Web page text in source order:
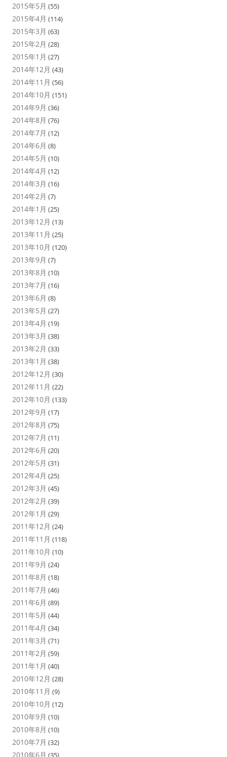
2015年5月 (55)
2015年4月 (114)
2015年3月 (63)
2015年2月 (28)
2015年1月 (27)
2014年12月 (43)
2014年11月 (56)
2014年10月 (151)
2014年9月 (36)
2014年8月 (76)
2014年7月 (12)
2014年6月 (8)
2014年5月 (10)
2014年4月 (12)
2014年3月 (16)
2014年2月 (7)
2014年1月 (25)
2013年12月 (13)
2013年11月 (25)
2013年10月 (120)
2013年9月 (7)
2013年8月 (10)
2013年7月 (16)
2013年6月 (8)
2013年5月 (27)
2013年4月 (19)
2013年3月 (38)
2013年2月 (33)
2013年1月 (38)
2012年12月 (30)
2012年11月 (22)
2012年10月 (133)
2012年9月 (17)
2012年8月 (75)
2012年7月 (11)
2012年6月 (20)
2012年5月 (31)
2012年4月 (25)
2012年3月 (45)
2012年2月 (39)
2012年1月 (29)
2011年12月 (24)
2011年11月 (118)
2011年10月 (10)
2011年9月 (24)
2011年8月 (18)
2011年7月 (46)
2011年6月 (89)
2011年5月 (44)
2011年4月 (34)
2011年3月 (71)
2011年2月 (59)
2011年1月 (40)
2010年12月 (28)
2010年11月 (9)
2010年10月 (12)
2010年9月 (10)
2010年8月 (10)
2010年7月 (32)
2010年6月 (35)